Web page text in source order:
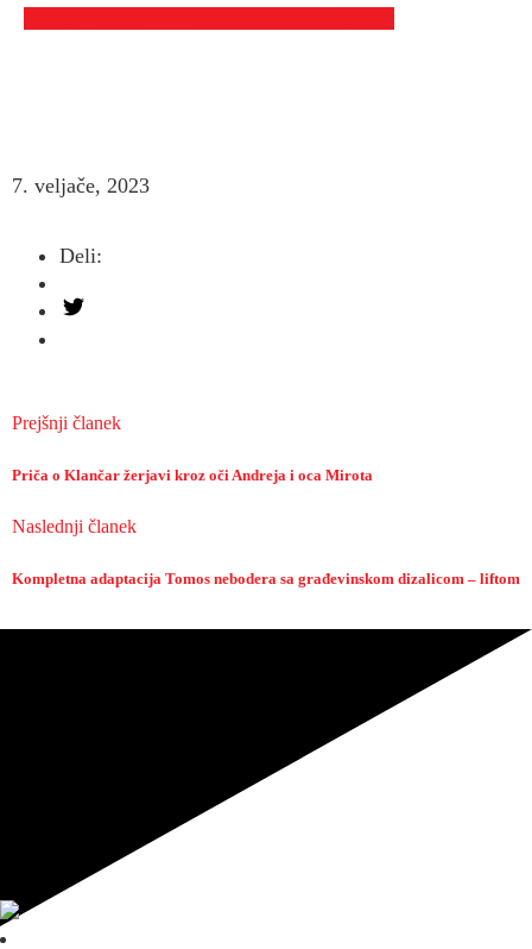
7. veljače, 2023
Deli:
Prejšnji članek
Priča o Klančar žerjavi kroz oči Andreja i oca Mirota
Naslednji članek
Kompletna adaptacija Tomos nebodera sa građevinskom dizalicom – liftom